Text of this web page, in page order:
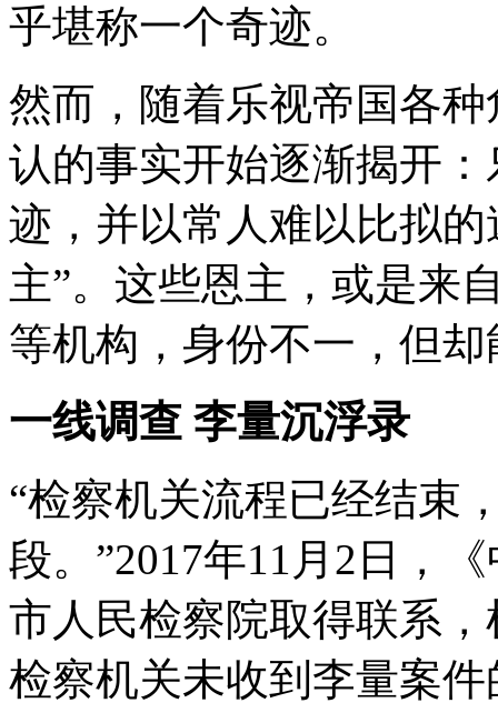
评
价，
都
不
否
认，
贾
跃
是
中
国“最
会
人
他
的
乐
视，
是
当
乎堪称一个奇迹。
然而，随着乐视帝国各
认的事实开始逐渐揭开
迹，并以常人难以比拟
主”。这些恩主，或是来
等机构，身份不一，但
一线调查 李量沉浮录
“检察机关流程已经结束
段。”2017年11月2日，
市人民检察院取得联系
检察机关未收到李量案